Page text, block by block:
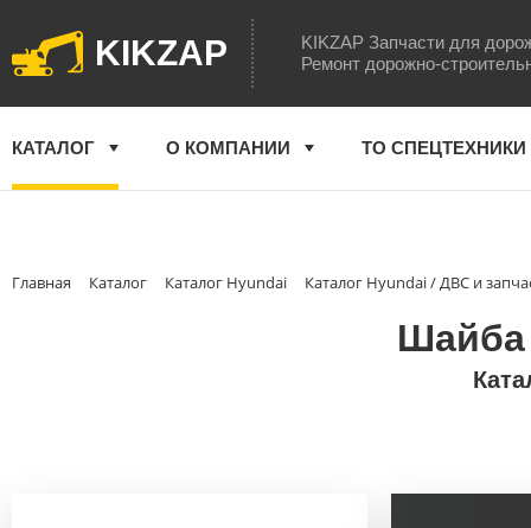
KIKZAP
KIKZAP Запчасти для
Ремонт дорожно-
КАТАЛОГ О КОМПАНИИ ТО СПЕЦТЕХНИКИ
Главная Каталог Каталог Hyundai Каталог Hyundai / ДВС и
Шайба